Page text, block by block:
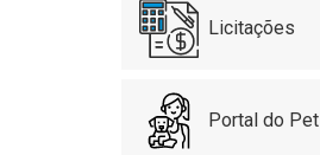
Licitações
Portal do Pet